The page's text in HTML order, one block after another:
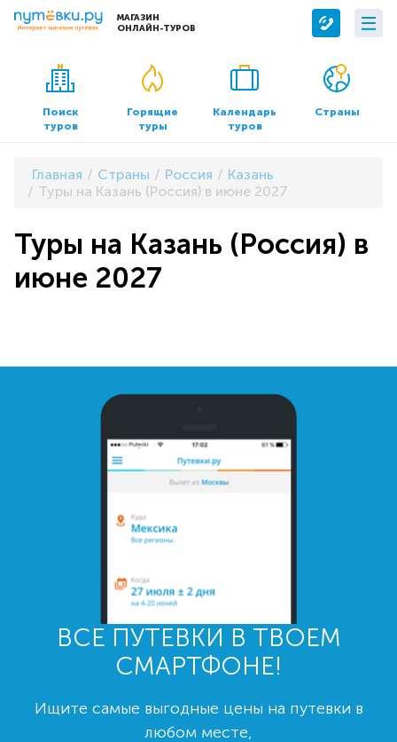
МАГАЗИН
ОНЛАЙН-ТУРОВ
Сервисы
Бронирование отелей
Трансфер
О компании
О нас
Контакты
Документы и реквизиты
Поиск
туров
Горящие
туры
Календарь
туров
Страны
Главная Страны Россия
Казань
Туры на Казань (Россия) в июне 2027
Туры на Казань (Россия) в
июне 2027
ВСЕ ПУТЕВКИ В ТВОЕМ
СМАРТФОНЕ!
Ищите самые выгодные цены на путевки в
любом месте,